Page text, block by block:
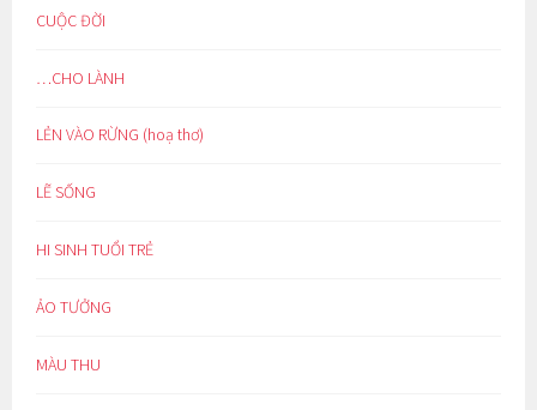
CUỘC ĐỜI
…CHO LÀNH
LẺN VÀO RỪNG (hoạ thơ)
LẼ SỐNG
HI SINH TUỔI TRẺ
ẢO TƯỞNG
MÀU THU